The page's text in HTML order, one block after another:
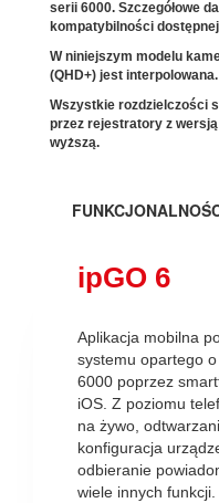
serii 6000. Szczegółowe
kompatybilności
W niniejszym modelu
(QHD+) jest interpolowana.
Wszystkie rozdzielczości
przez rejestratory z
wyższą.
ipGO 6
Aplikacja mobilna
systemu opartego
6000 poprzez
iOS. Z poziomu
na żywo,
konfiguracja
odbieranie
wiele innych